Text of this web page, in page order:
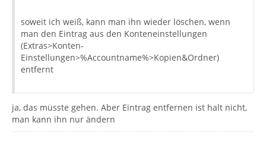
soweit ich weiß, kann man ihn wieder löschen, wenn
man den Eintrag aus den Konteneinstellungen
(Extras>Konten-
Einstellungen>%Accountname%>Kopien&Ordner)
entfernt
ja, das müsste gehen. Aber Eintrag entfernen ist halt nicht,
man kann ihn nur ändern